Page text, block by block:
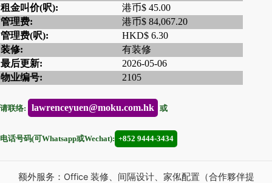
租金叫价(呎):
港币$ 45.00
管理费:
港币$ 84,067.20
管理费(呎):
HKD$ 6.30
装修:
有装修
最后更新:
2026-05-06
物业编号:
2105
请联络: lawrenceyuen@moku.com.hk 或
电话号码(可Whatsapp或Wechat): +852 9444-3434
额外服务：Office 装修、间隔设计、家俬配置（合作夥伴提